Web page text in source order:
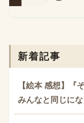
新着記事
【絵本 感想】『
みんなと同じに